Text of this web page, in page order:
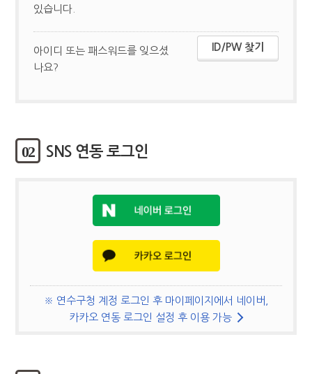
있습니다.
아이디 또는 패스워드를 잊으셨
나요?
ID/PW 찾기
02 SNS 연동 로그인
※ 연수구청 계정 로그인 후 마이페이지에서 네이버,
카카오 연동 로그인 설정 후 이용 가능